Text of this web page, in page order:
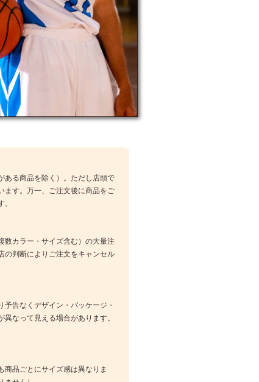
ある商品を除く）。ただし店頭で
ます。万一、ご注文後に商品をご
数カラー・サイズ含む）の大量注
の判断によりご注文をキャンセル
告なくデザイン・パッケージ・
なって見える場合があります。
品ごとにサイズ感は異なりま